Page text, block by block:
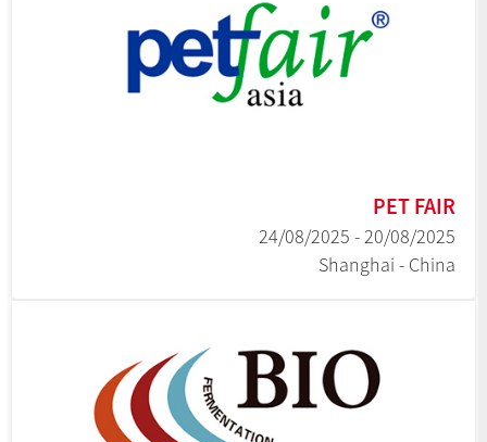
PET FAIR
20/08/2025 - 24/08/2025
Shanghai - China